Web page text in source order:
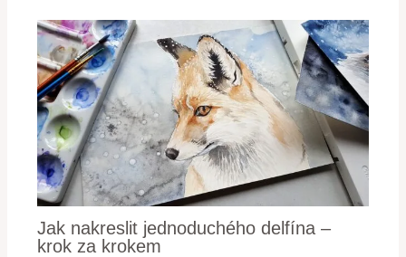
Jak nakreslit jednoduchého delfína –
krok za krokem